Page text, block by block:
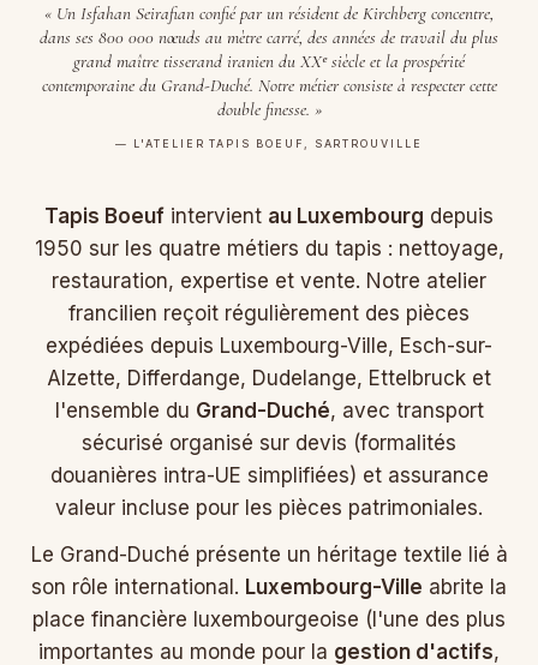
« Un Isfahan Seirafian confié par un résident de Kirchberg concentre,
dans ses 800 000 nœuds au mètre carré, des années de travail du plus
grand maître tisserand iranien du XXᵉ siècle et la prospérité
contemporaine du Grand-Duché. Notre métier consiste à respecter cette
double finesse. »
— L'ATELIER TAPIS BOEUF, SARTROUVILLE
Tapis Boeuf intervient au Luxembourg depuis
1950 sur les quatre métiers du tapis : nettoyage,
restauration, expertise et vente. Notre atelier
francilien reçoit régulièrement des pièces
expédiées depuis Luxembourg-Ville, Esch-sur-
Alzette, Differdange, Dudelange, Ettelbruck et
l'ensemble du Grand-Duché, avec transport
sécurisé organisé sur devis (formalités
douanières intra-UE simplifiées) et assurance
valeur incluse pour les pièces patrimoniales.
Le Grand-Duché présente un héritage textile lié à
son rôle international. Luxembourg-Ville abrite la
place financière luxembourgeoise (l'une des plus
importantes au monde pour la gestion d'actifs,